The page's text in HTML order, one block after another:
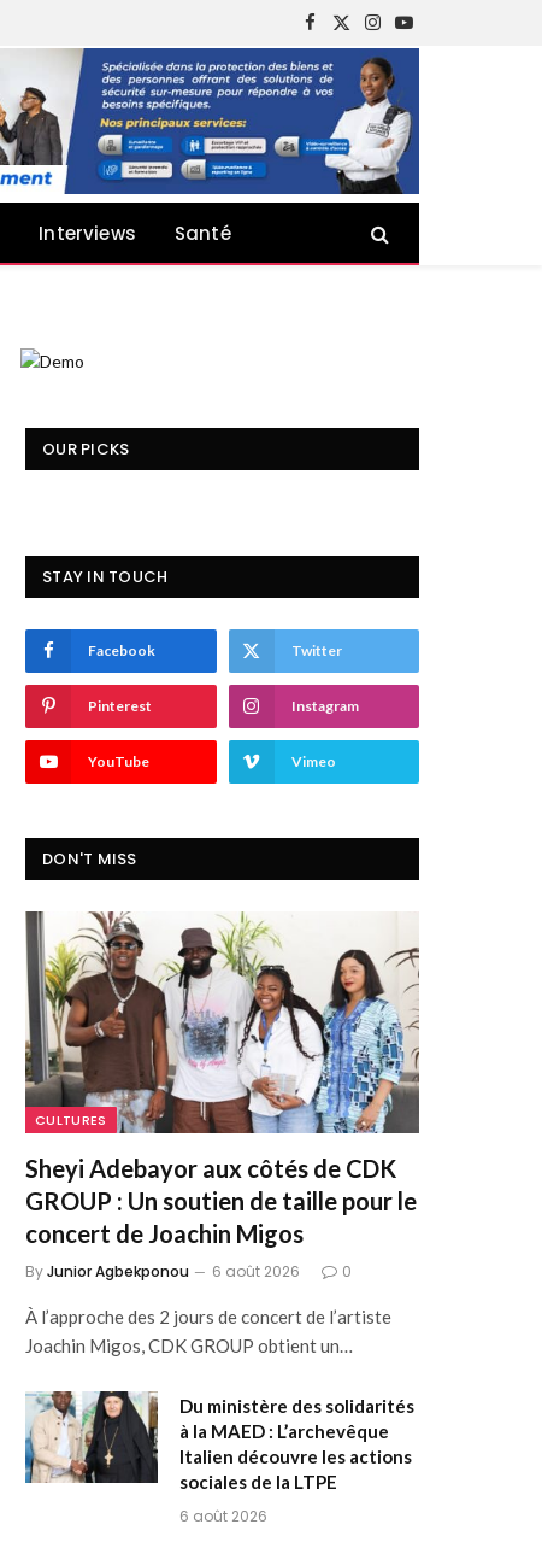
Facebook
X
(Twitter)
Instagram
YouTube
Interviews Santé
OUR PICKS
STAY IN TOUCH
Facebook Twitter
Pinterest Instagram
YouTube Vimeo
DON'T MISS
CULTURES
Sheyi Adebayor aux côtés de CDK
GROUP : Un soutien de taille pour le
concert de Joachin Migos
ByJunior Agbekponou 6 août 2026 0
À l’approche des 2 jours de concert de l’artiste
Joachin Migos, CDK GROUP obtient un…
Du ministère des solidarités
à la MAED : L’archevêque
Italien découvre les actions
sociales de la LTPE
6 août 2026